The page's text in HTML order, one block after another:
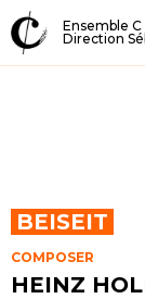
Ensemble C
Direction
BEISEIT
COMPOSER
HEINZ